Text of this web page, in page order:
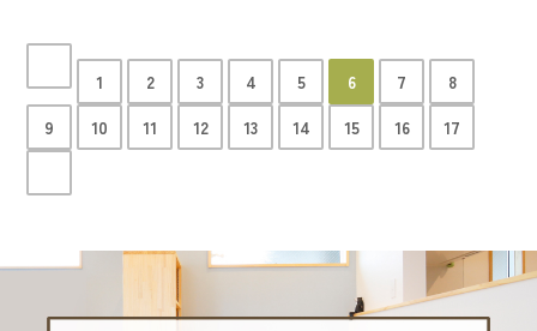
1 2 3 4 5 6 7
8
9
10 11 12 13 14 15 16 17